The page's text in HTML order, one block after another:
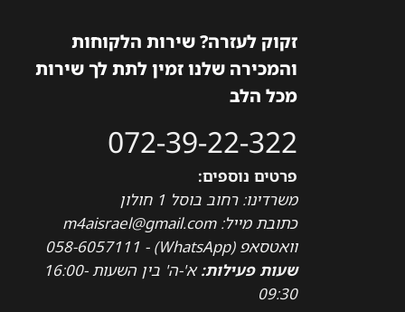
זקוק לעזרה? שירות הלקוחות
והמכירה שלנו זמין לתת לך שירות
מכל הלב
072-39-22-322
פרטים נוספים:
משרדינו: רחוב בוסל 1 חולון
כתובת מייל: m4aisrael@gmail.com
וואטסאפ (WhatsApp) - 058-6057111
שעות פעילות:
א'-ה' בין השעות 16:00-
09:30